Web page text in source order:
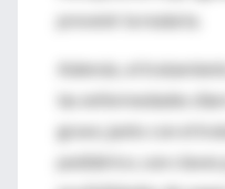
prevenir la malaria.
Además, el
las enfermedades
grave, junto con el
pediátrico, son